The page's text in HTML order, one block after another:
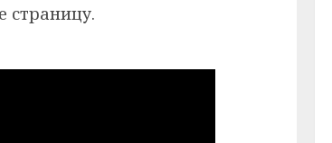
страницу.